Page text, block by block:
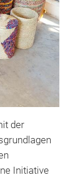
der
Initiative